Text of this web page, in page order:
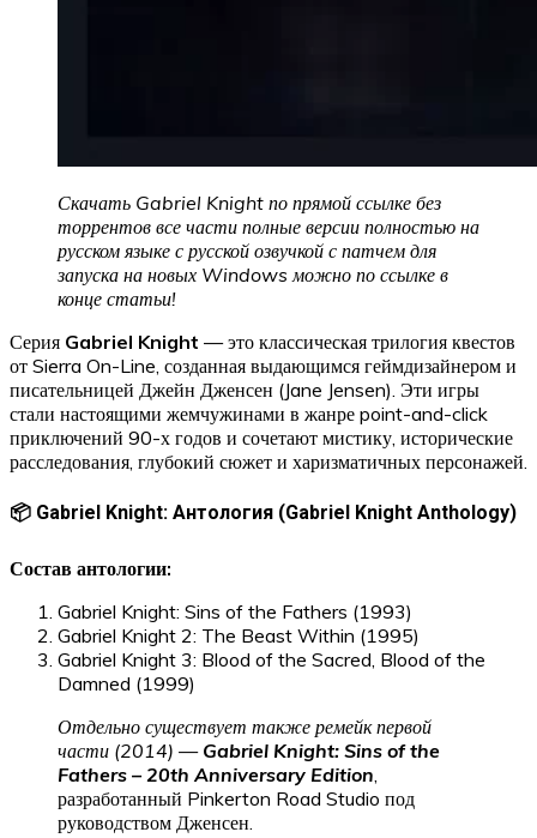
Скачать Gabriel Knight по прямой ссылке без
торрентов все части полные версии полностью на
русском языке с русской озвучкой с патчем для
запуска на новых Windows можно по ссылке в
конце статьи!
Серия Gabriel Knight — это классическая трилогия квестов
от Sierra On-Line, созданная выдающимся геймдизайнером и
писательницей Джейн Дженсен (Jane Jensen). Эти игры
стали настоящими жемчужинами в жанре point-and-click
приключений 90-х годов и сочетают мистику, исторические
расследования, глубокий сюжет и харизматичных персонажей.
📦 Gabriel Knight: Антология (Gabriel Knight Anthology)
Состав антологии:
Gabriel Knight: Sins of the Fathers (1993)
Gabriel Knight 2: The Beast Within (1995)
Gabriel Knight 3: Blood of the Sacred, Blood of the
Damned (1999)
Отдельно существует также ремейк первой
части (2014) — Gabriel Knight: Sins of the
Fathers – 20th Anniversary Edition,
разработанный Pinkerton Road Studio под
руководством Дженсен.